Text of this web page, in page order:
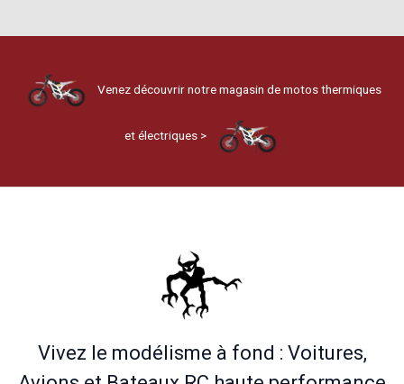
Venez découvrir notre magasin de motos thermiques
et électriques >
Vivez le modélisme à fond : Voitures,